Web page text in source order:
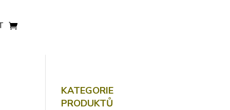
KATEGORIE
PRODUKTŮ